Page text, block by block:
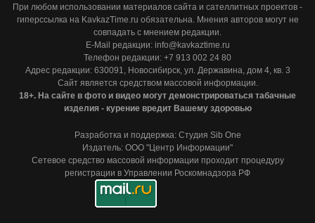
При любом использовании материалов сайта и сателлитных проектов -
гиперссылка на KavkazTime.ru обязательна. Мнения авторов могут не
совпадать с мнением редакции.
E-Mail редакции: info@kavkaztime.ru
Телефон редакции: +7 913 002 24 80
Адрес редакции: 630091, Новосибирск, ул. Державина, дом 4, кв. 3
Сайт является средством массовой информации.
18+. На сайте в фото и видео могут демонстрироваться табачные
изделия - курение вредит Вашему здоровью
Разработка и поддержка: Студия Sib One
Издатель: ООО "Центр Информации"
Сетевое средство массовой информации проходит процедуру
регистрации в Управлении Роскомнадзора РФ